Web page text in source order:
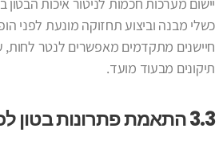
כשלי מבנה וביצוע תחזוקה מונעת לפני
חיישנים מתקדמים מאפשרים לנטר לחות,
תיקונים מבעוד מועד.
3.3 התאמת פתרונות בטון לכל אזור